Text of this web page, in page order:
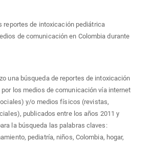
reportes de intoxicación pediátrica
de comunicación en Colombia durante
una búsqueda de reportes de intoxicación
los medios de comunicación vía internet
y/o medios físicos (revistas,
publicados entre los años 2011 y
la búsqueda las palabras claves:
pediatría, niños, Colombia, hogar,